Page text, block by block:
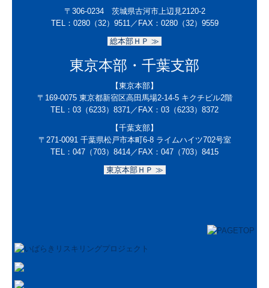
〒306-0234 茨城県古河市上辺見2120-2
TEL： 0280（32）9511／ FAX：0280（32）9559
総本部ＨＰ ≫
東京本部・千葉支部
【東京本部】
〒169-0075 東京都新宿区高田馬場2-14-5 キクチビル2階
TEL： 03（6233）8371／FAX： 03（6233）8372
【千葉支部】
〒271-0091 千葉県松戸市本町6-8 ライムハイツ702号室
TEL：047（703）8414／ FAX：047（703）8415
東京本部ＨＰ ≫